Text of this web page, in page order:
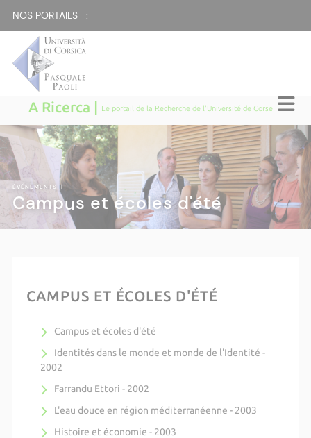
NOS PORTAILS :
A Ricerca | Le portail de la Recherche de l'Université de Corse
ÉVÉNEMENTS|
Campus et écoles d'été
CAMPUS ET ÉCOLES D'ÉTÉ
Campus et écoles d'été
Identités dans le monde et monde de l'Identité -
2002
Farrandu Ettori - 2002
L'eau douce en région méditerranéenne - 2003
Histoire et économie - 2003